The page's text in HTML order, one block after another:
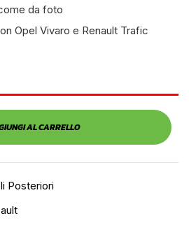
da foto
Opel Vivaro e Renault Trafic
AL CARRELLO
Posteriori